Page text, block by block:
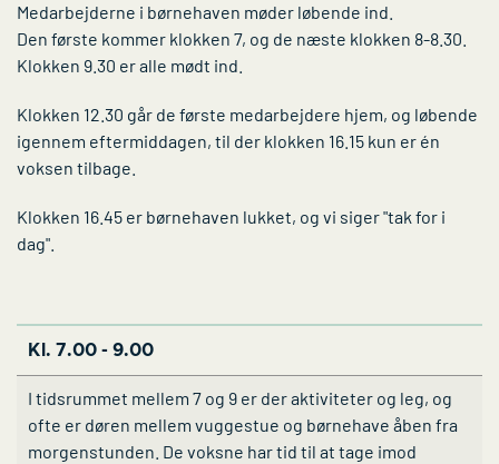
Medarbejderne i børnehaven møder løbende ind.
Den første kommer klokken 7, og de næste klokken 8-8.30.
Klokken 9.30 er alle mødt ind.
Klokken 12.30 går de første medarbejdere hjem, og løbende
igennem eftermiddagen, til der klokken 16.15 kun er én
voksen tilbage.
Klokken 16.45 er børnehaven lukket, og vi siger "tak for i
dag".
Kl. 7.00 - 9.00
I tidsrummet mellem 7 og 9 er der aktiviteter og leg, og
ofte er døren mellem vuggestue og børnehave åben fra
morgenstunden. De voksne har tid til at tage imod